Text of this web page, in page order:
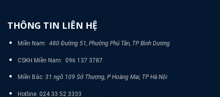
THÔNG TIN LIÊN HỆ
Miền Nam: 480 Đường 51, Phường Phú Tân, TP Bình Dương
CSKH Miền Nam: 096 137 3787
Miền Bắc: 31 ngõ 109 Sở Thượng, P Hoàng Mai, TP Hà Nội
Hotline: 024 33 52 3333